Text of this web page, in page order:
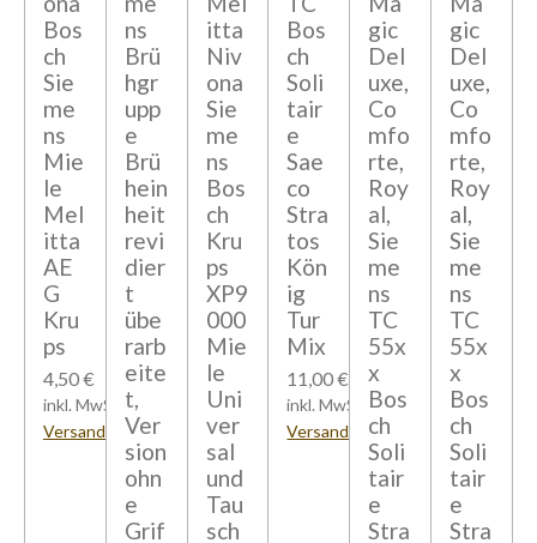
Bos
ch
Sie
me
ns
Mie
le
Mel
itta
AE
G
Kru
ps
4,50 €
inkl. MwSt zzgl.
Versandkosten
ns
Brü
hgr
upp
e
Brü
hein
heit
revi
dier
t
übe
rarb
eite
t,
Ver
sion
ohn
e
Grif
itta
Niv
ona
Sie
me
ns
Bos
ch
Kru
ps
XP9
000
Mie
le
Uni
ver
sal
und
Tau
sch
Bos
ch
Soli
tair
e
Sae
co
Stra
tos
Kön
ig
Tur
Mix
11,00 €
inkl. MwSt zzgl.
Versandkosten
gic
Del
uxe,
Co
mfo
rte,
Roy
al,
Sie
me
ns
TC
55x
x
Bos
ch
Soli
tair
e
Stra
gic
Del
uxe,
Co
mfo
rte,
Roy
al,
Sie
me
ns
TC
55x
x
Bos
ch
Soli
tair
e
Stra